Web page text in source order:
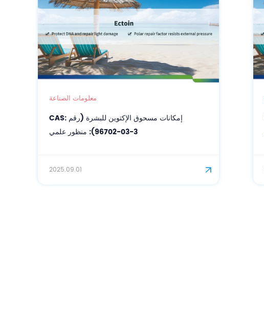
معلومات الصناعة
إمكانات مسحوق الإكتوين للبشرة (رقم CAS:
96702-03-3): منظور علمي
2025.09.01